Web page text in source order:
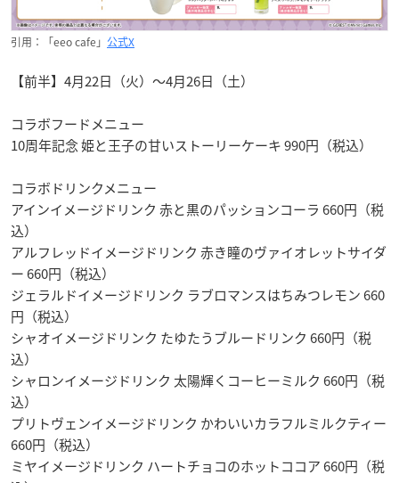
引用：「eeo cafe」 公式X
【前半】4月22日（火）～4月26日（土）
コラボフードメニュー
10周年記念 姫と王子の甘いストーリーケーキ 990円（税込）
コラボドリンクメニュー
アインイメージドリンク 赤と黒のパッションコーラ 660円（税
込）
アルフレッドイメージドリンク 赤き瞳のヴァイオレットサイダ
ー 660円（税込）
ジェラルドイメージドリンク ラブロマンスはちみつレモン 660
円（税込）
シャオイメージドリンク たゆたうブルードリンク 660円（税
込）
シャロンイメージドリンク 太陽輝くコーヒーミルク 660円（税
込）
プリトヴェンイメージドリンク かわいいカラフルミルクティー
660円（税込）
ミヤイメージドリンク ハートチョコのホットココア 660円（税